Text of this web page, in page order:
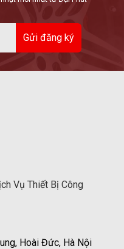
Vụ Thiết Bị Công
Hoài Đức, Hà Nội